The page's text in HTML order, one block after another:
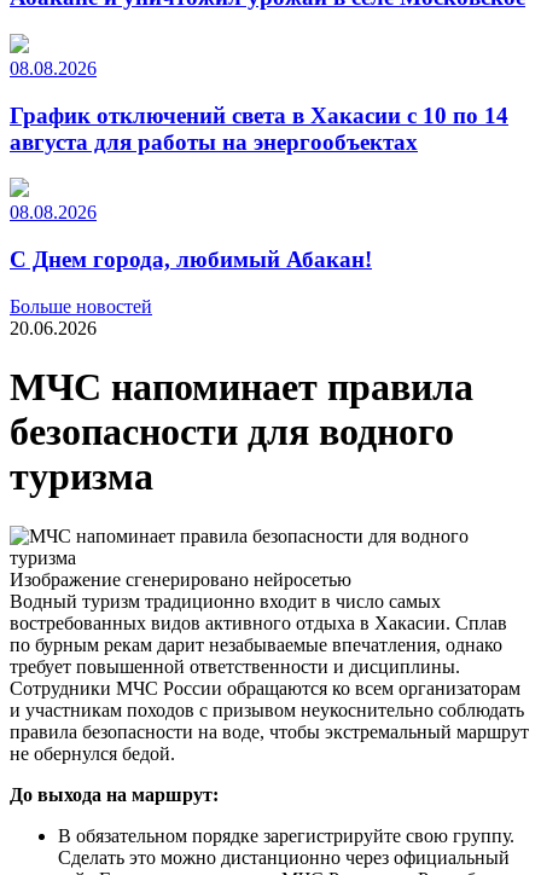
08.08.2026
График отключений света в Хакасии с 10 по 14
августа для работы на энергообъектах
08.08.2026
С Днем города, любимый Абакан!
Больше новостей
20.06.2026
МЧС напоминает правила
безопасности для водного
туризма
Изображение сгенерировано нейросетью
Водный туризм традиционно входит в число самых
востребованных видов активного отдыха в Хакасии. Сплав
по бурным рекам дарит незабываемые впечатления, однако
требует повышенной ответственности и дисциплины.
Сотрудники МЧС России обращаются ко всем организаторам
и участникам походов с призывом неукоснительно соблюдать
правила безопасности на воде, чтобы экстремальный маршрут
не обернулся бедой.
До выхода на маршрут:
В обязательном порядке зарегистрируйте свою группу.
Сделать это можно дистанционно через официальный